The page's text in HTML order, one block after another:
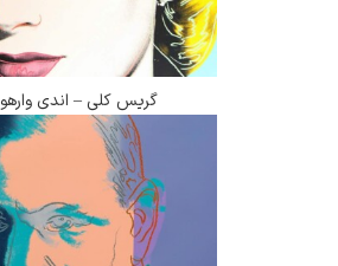
گریس کلی – اندی وارهول